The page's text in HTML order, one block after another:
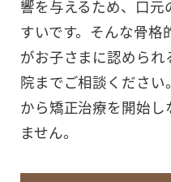
響を与えるため、口元
すいです。そんな骨格
がお子さまに認めら
院までご相談くださ
から矯正治療を開始
ません。